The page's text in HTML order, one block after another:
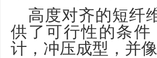
高度对齐的短纤
供了可行性的条
计，冲压成型，并